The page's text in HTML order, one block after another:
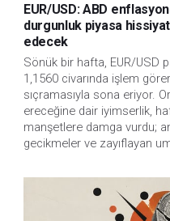
EUR/USD: ABD
durgunluk piyasa
edecek
Sönük bir hafta, EUR/USD
1,1560 civarında işlem
sıçramasıyla sona eriyor.
ereceğine dair iyimserlik,
manşetlere damga vurdu;
gecikmeler ve zayıflayan